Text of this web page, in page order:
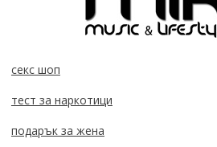
секс шоп
тест за наркотици
подарък за жена